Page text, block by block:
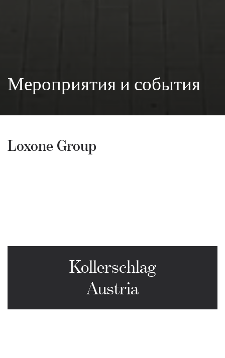
Мероприятия и события
Loxone Group
Kollerschlag
Austria